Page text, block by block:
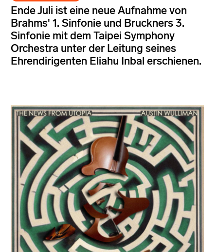
Ende Juli ist eine neue Aufnahme von
Brahms' 1. Sinfonie und Bruckners 3.
Sinfonie mit dem Taipei Symphony
Orchestra unter der Leitung seines
Ehrendirigenten Eliahu Inbal erschienen.